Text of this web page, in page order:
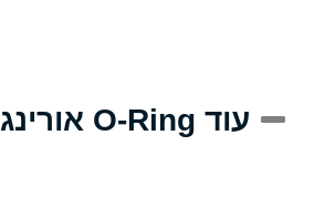
Aluminum Acetate (Aqueous)
עוד O-Ring אורינגים מאותו החומר